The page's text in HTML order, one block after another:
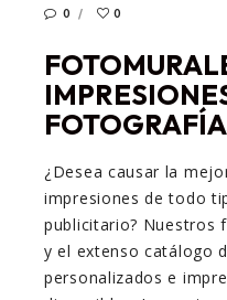
0
0
¿Desea causar la
impresiones de todo
publicitario? Nuestros
y el extenso catálogo
personalizados e